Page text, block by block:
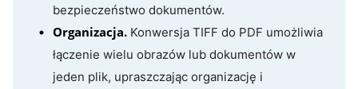
bezpieczeństwo dokumentów.
Organizacja. Konwersja TIFF do PDF umożliwia
łączenie wielu obrazów lub dokumentów w
jeden plik, upraszczając organizację i